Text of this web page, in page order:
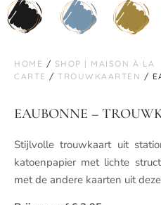
HOME / SHOP | MAISON À LA
CARTE / TROUWKAARTEN /
EAUBONNE –
Stijlvolle trouwkaart uit
katoenpapier met lichte
met de andere kaarten uit